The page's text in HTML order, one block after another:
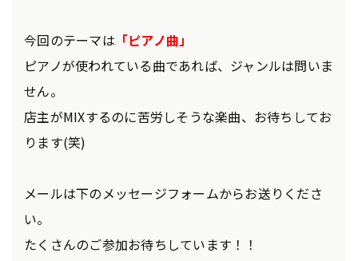
今回のテーマは 「ピアノ曲」
ピアノが使われている曲であれば、ジャンルは問いま
せん。
店主がMIXするのに苦労しそうな楽曲、お待ちしてお
ります(笑)
メールは下のメッセージフォームからお送りくださ
い。
たくさんのご参加お待ちしています！！